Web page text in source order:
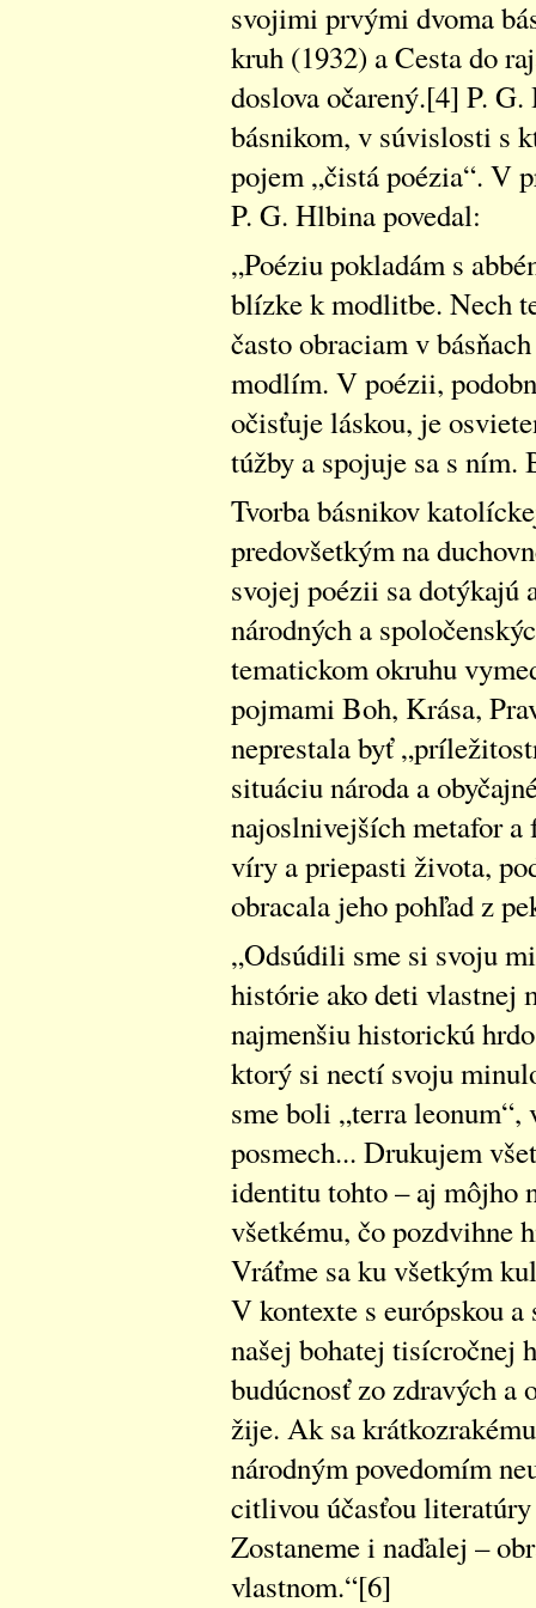
svojimi prvými dvoma
kruh (1932) a Cesta do
doslova očarený.[4] P.
básnikom, v súvislosti s
pojem „čistá poézia“. V
P. G. Hlbina povedal:
„Poéziu pokladám s
blízke k modlitbe. Nech
často obraciam v
modlím. V poézii,
očisťuje láskou, je
túžby a spojuje sa s
Tvorba básnikov
predovšetkým na
svojej poézii sa dotýkajú
národných a
tematickom okruhu
pojmami Boh, Krása,
neprestala byť
situáciu národa a
najoslnivejších metafor a
víry a priepasti života,
obracala jeho pohľad z
„Odsúdili sme si svoju
histórie ako deti vlastnej
najmenšiu historickú
ktorý si nectí svoju
sme boli „terra leonum“,
posmech... Drukujem
identitu tohto – aj môjho
všetkému, čo pozdvihne
Vráťme sa ku všetkým
V kontexte s európskou
našej bohatej tisícročnej
budúcnosť zo zdravých a
žije. Ak sa
národným povedomím
citlivou účasťou literatúry
Zostaneme i naďalej –
vlastnom.“[6]